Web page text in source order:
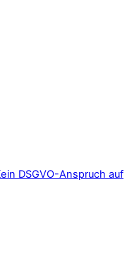
DSGVO-Anspruch auf